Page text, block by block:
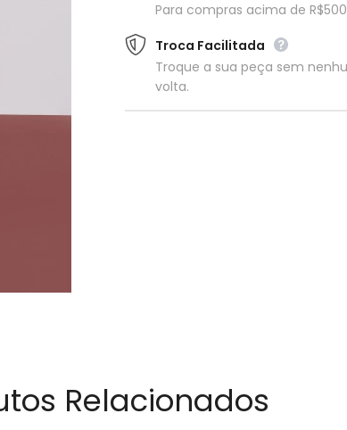
Para compras acima de R$500
Troca Facilitada
Troque a sua peça sem
volta.
Relacionados